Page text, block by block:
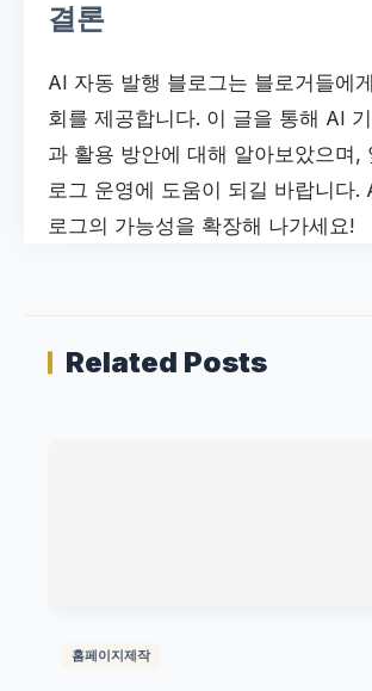
결론
AI 자동 발행 블로그는 블로거들에
회를 제공합니다. 이 글을 통해 AI
과 활용 방안에 대해 알아보았으며,
로그 운영에 도움이 되길 바랍니다.
로그의 가능성을 확장해 나가세요!
Related Posts
홈페이지제작